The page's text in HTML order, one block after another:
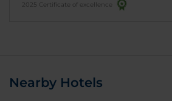
2025 Certificate of excellence
Nearby Hotels